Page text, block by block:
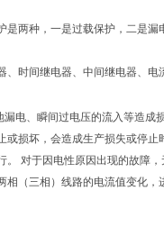
两种，一是过载保护，二是
时间继电器、中间继电器、
电、瞬间过电压的流入等造成
损坏，会造成生产损失或停
对于因电性原因出现的故障
（三相）线路的电流值变化